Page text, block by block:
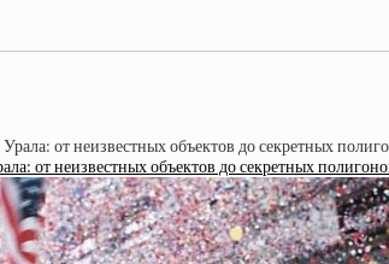
от неизвестных объектов до секретных